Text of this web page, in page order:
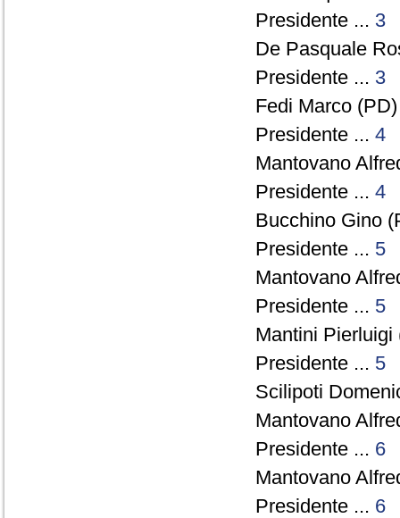
Presidente ... 3
De Pasquale
Presidente ... 3
Fedi Marco
Presidente ... 4
Mantovano
Presidente ... 4
Bucchino Gino
Presidente ... 5
Mantovano
Presidente ... 5
Mantini
Presidente ... 5
Scilipoti
Mantovano
Presidente ... 6
Mantovano
Presidente ... 6